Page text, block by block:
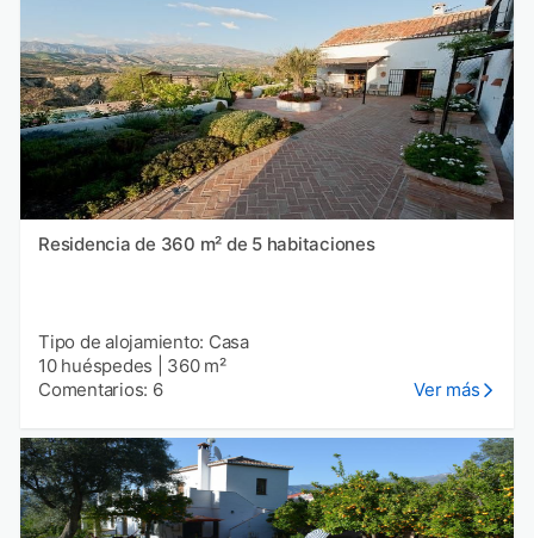
Residencia de 360 m² de 5 habitaciones
Tipo de alojamiento: Casa
10 huéspedes
360 m²
Comentarios: 6
Ver más